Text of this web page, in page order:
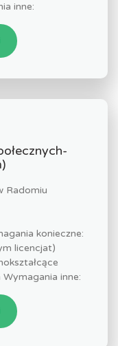
inne:
Radomiu
konieczne:
licencjat)
inne: